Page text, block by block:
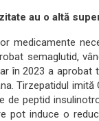
au o altă
medicamente
semaglutid,
în 2023 a
Tirzepatidul
de peptid
pot induce o